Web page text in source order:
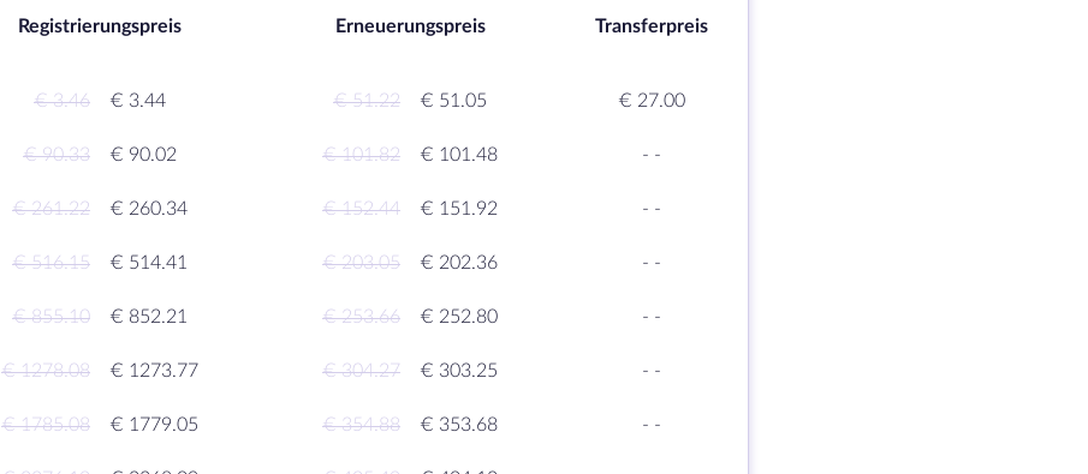
Registrierungspreis Erneuerungspreis Transferpreis
€ 3.46 € 3.44 € 51.22 € 51.05 € 27.00
€ 90.33 € 90.02 € 101.82 € 101.48 - -
€ 261.22 € 260.34 € 152.44 € 151.92 - -
€ 516.15 € 514.41 € 203.05 € 202.36 - -
€ 855.10 € 852.21 € 253.66 € 252.80 - -
€ 1278.08 € 1273.77 € 304.27 € 303.25 - -
€ 1785.08 € 1779.05 € 354.88 € 353.68 - -